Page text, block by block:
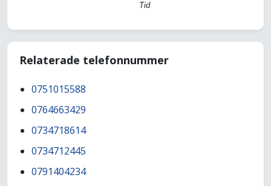
Tid
Relaterade telefonnummer
0751015588
0764663429
0734718614
0734712445
0791404234